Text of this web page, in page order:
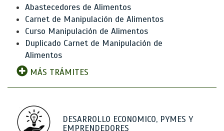
Abastecedores de Alimentos
Carnet de Manipulación de Alimentos
Curso Manipulación de Alimentos
Duplicado Carnet de Manipulación de
Alimentos
MÁS TRÁMITES
DESARROLLO ECONOMICO, PYMES Y
EMPRENDEDORES